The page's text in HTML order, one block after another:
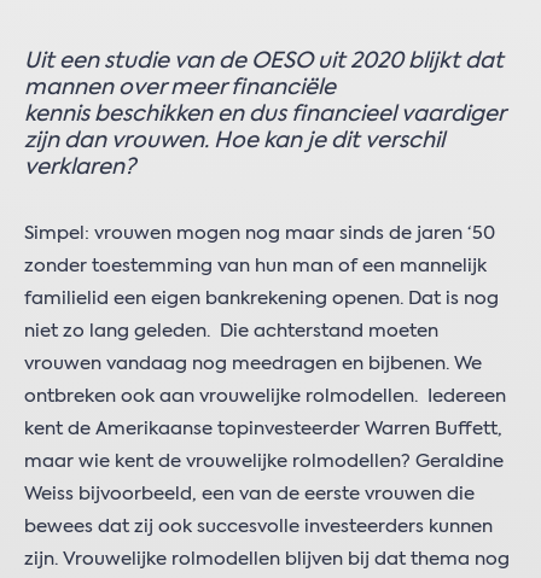
Uit een studie van de OESO uit 2020 blijkt dat
mannen over meer financiële
kennis beschikken en dus financieel vaardiger
zijn dan vrouwen. Hoe kan je dit verschil
verklaren?
Simpel: vrouwen mogen nog maar sinds de jaren ‘50
zonder toestemming van hun man of een mannelijk
familielid een eigen bankrekening openen. Dat is nog
niet zo lang geleden. Die achterstand moeten
vrouwen vandaag nog meedragen en bijbenen. We
ontbreken ook aan vrouwelijke rolmodellen. Iedereen
kent de Amerikaanse topinvesteerder Warren Buffett,
maar wie kent de vrouwelijke rolmodellen? Geraldine
Weiss bijvoorbeeld, een van de eerste vrouwen die
bewees dat zij ook succesvolle investeerders kunnen
zijn. Vrouwelijke rolmodellen blijven bij dat thema nog